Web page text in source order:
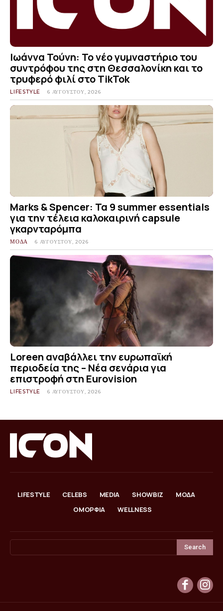
Ιωάννα Τούνη: Το νέο γυμναστήριο του
συντρόφου της στη Θεσσαλονίκη και το
τρυφερό φιλί στο TikTok
LIFESTYLE 6 ΑΥΓΟΎΣΤΟΥ, 2026
Marks & Spencer: Τα 9 summer essentials
για την τέλεια καλοκαιρινή capsule
γκαρνταρόμπα
ΜΟΔΑ 6 ΑΥΓΟΎΣΤΟΥ, 2026
Loreen αναβάλλει την ευρωπαϊκή
περιοδεία της – Νέα σενάρια για
επιστροφή στη Eurovision
LIFESTYLE 6 ΑΥΓΟΎΣΤΟΥ, 2026
LIFESTYLE CELEBS MEDIA SHOWBIZ
ΜΟΔΑ
ΟΜΟΡΦΙΑ
WELLNESS
Search